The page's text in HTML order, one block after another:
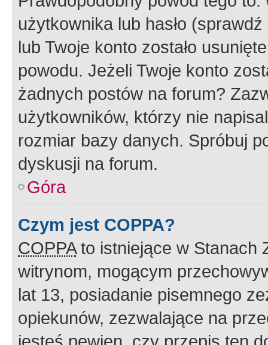
użytkownika lub hasło
lub Twoje konto zostało
powodu. Jeżeli Twoje konto
żadnych postów na forum?
użytkowników, którzy nie
rozmiar bazy danych. Spróbuj
dyskusji na forum.
Góra
Czym jest COPPA?
COPPAto istniejące w Stanach
witrynom, mogącym
lat 13, posiadanie pisemnego
opiekunów, zezwalające na